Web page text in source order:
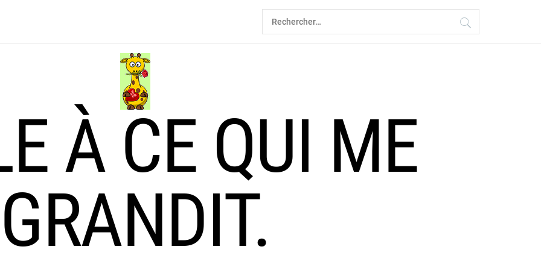
Rechercher :
À CE QUI ME
GRANDIT.